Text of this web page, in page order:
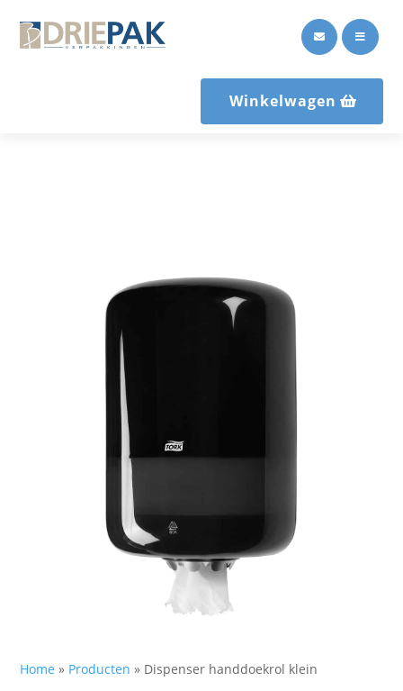
 
Winkelwagen
Home » Producten » Dispenser handdoekrol klein